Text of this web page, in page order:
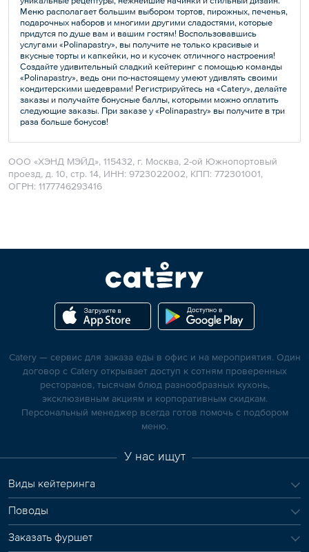
Меню располагает большим выбором тортов, пирожных, печенья,
подарочных наборов и многими другими сладостями, которые
придутся по душе вам и вашим гостям! Воспользовавшись
услугами «Polinapastry», вы получите не только красивые и
вкусные торты и капкейки, но и кусочек отличного настроения!
Создайте удивительный сладкий кейтеринг с помощью команды
«Polinapastry», ведь они по-настоящему умеют удивлять своими
кондитерскими шедеврами! Регистрируйтесь на «Сatery», делайте
заказы и получайте бонусные баллы, которыми можно оплатить
следующие заказы. При заказе у «Polinapastry» вы получите в три
раза больше бонусов!
ООО «ХЭНД МЭЙД», 115432, г. Москва, 2-ой Южнопортовый
проезд, д. 10, стр. 14, ИНН: 9723022002, КПП: 772301001,
ОГРН: 1177746293416
Catery — сервис для заказа еды в офис и на мероприятия. Один
договор с Catery открывает доступ к сотням проверенных
ресторанов, тысячам блюд разнообразных кухонь,
эксклюзивным акциям и корпоративным скидкам.
Персональный менеджер всегда готов помочь с подбором
меню.
У нас ищут
Виды кейтеринга
Поводы
Заказать фуршет